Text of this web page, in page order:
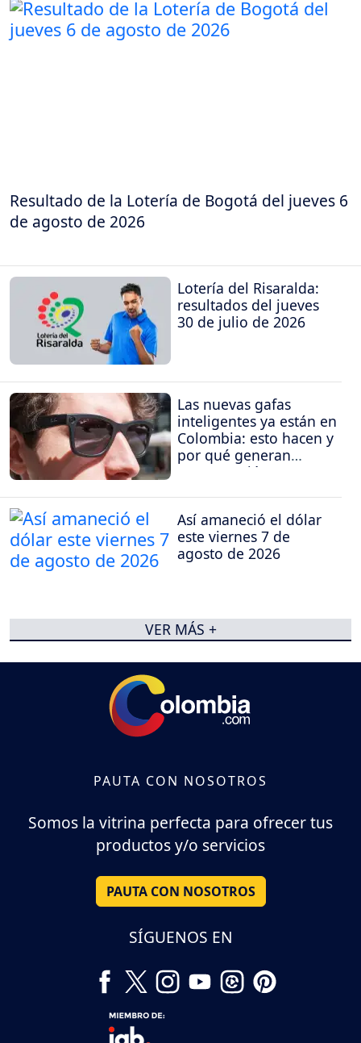
Resultado de la Lotería de Bogotá del jueves 6
de agosto de 2026
Lotería del Risaralda:
resultados del jueves
30 de julio de 2026
Las nuevas gafas
inteligentes ya están en
Colombia: esto hacen y
por qué generan
preocupación
Así amaneció el dólar
este viernes 7 de
agosto de 2026
VER MÁS +
PAUTA CON NOSOTROS
Somos la vitrina perfecta para ofrecer tus
productos y/o servicios
PAUTA CON NOSOTROS
SÍGUENOS EN